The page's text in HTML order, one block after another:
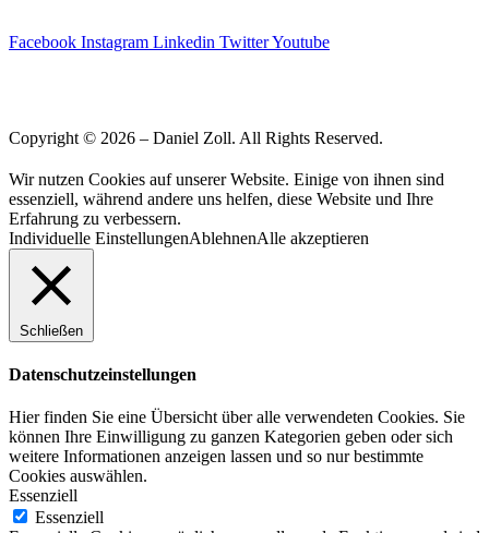
Facebook Instagram Linkedin TwitterYoutube
Copyright © 2026 – Daniel Zoll. All Rights Reserved.
Wir nutzen Cookies auf unserer Website. Einige von ihnen sind
essenziell, während andere uns helfen, diese Website und Ihre
Erfahrung zu verbessern.
Individuelle EinstellungenAblehnenAlle akzeptieren
Schließen
Datenschutzeinstellungen
Hier finden Sie eine Übersicht über alle verwendeten Cookies. Sie
können Ihre Einwilligung zu ganzen Kategorien geben oder sich
weitere Informationen anzeigen lassen und so nur bestimmte
Cookies auswählen.
Essenziell
Essenziell